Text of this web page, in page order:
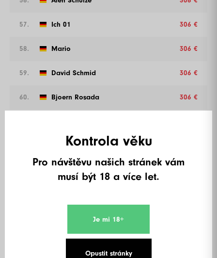
57. Ich 01 306 €
58. Mario 306 €
59. David Schmid 306 €
60. Bjoern Rosada 306 €
P Power
Ibrahim El Osman
Kontrola věku
Pro návštěvu našich stránek vám
musí být 18 a více let.
Je mi 18+
Opustit stránky